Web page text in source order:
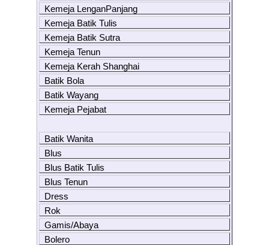
Kemeja LenganPanjang
Kemeja Batik Tulis
Kemeja Batik Sutra
Kemeja Tenun
Kemeja Kerah Shanghai
Batik Bola
Batik Wayang
Kemeja Pejabat
Batik Wanita
Blus
Blus Batik Tulis
Blus Tenun
Dress
Rok
Gamis/Abaya
Bolero